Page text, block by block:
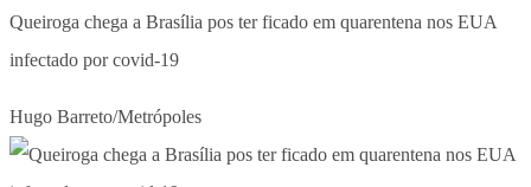
Queiroga chega a Brasília pos ter ficado em quarentena nos EUA
infectado por covid-19
Hugo Barreto/Metrópoles